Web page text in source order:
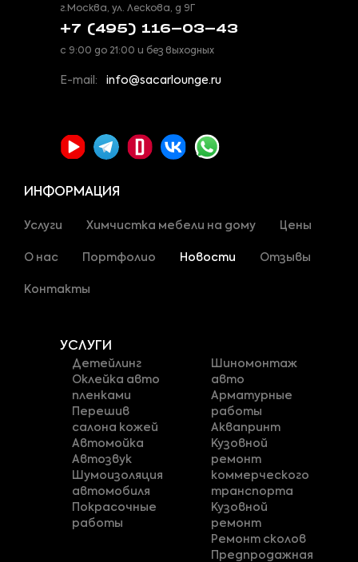
г.Москва, ул. Лескова, д 9Г
+7 (495) 116-03-43
с 9:00 до 21:00 и без выходных
E-mail: info@sacarlounge.ru
ИНФОРМАЦИЯ
Услуги Химчистка мебели на дому Цены
О нас Портфолио Новости Отзывы
Контакты
УСЛУГИ
Детейлинг
Оклейка авто
пленками
Перешив
салона кожей
Автомойка
Автозвук
Шумоизоляция
автомобиля
Покрасочные
работы
Шиномонтаж
авто
Арматурные
работы
Аквапринт
Кузовной
ремонт
коммерческого
транспорта
Кузовной
ремонт
Ремонт сколов
Предпродажная